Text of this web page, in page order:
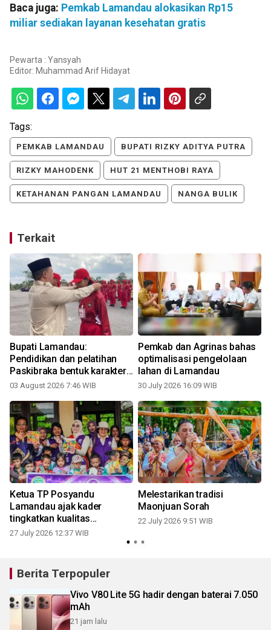
Baca juga: Pemkab Lamandau alokasikan Rp15
miliar sediakan layanan kesehatan gratis
Pewarta : Yansyah
Editor: Muhammad Arif Hidayat
Tags:
PEMKAB LAMANDAU BUPATI RIZKY ADITYA PUTRA
RIZKY MAHODENK HUT 21 MENTHOBI RAYA
KETAHANAN PANGAN LAMANDAU NANGA BULIK
Terkait
Bupati Lamandau:
Pendidikan dan pelatihan
Paskibraka bentuk karakter
generasi muda
03 August 2026 7:46 WIB
Pemkab dan Agrinas bahas
optimalisasi pengelolaan
lahan di Lamandau
30 July 2026 16:09 WIB
Ketua TP Posyandu
Lamandau ajak kader
tingkatkan kualitas
pelayanan
27 July 2026 12:37 WIB
Melestarikan tradisi
Maonjuan Sorah
22 July 2026 9:51 WIB
Berita Terpopuler
Vivo V80 Lite 5G hadir dengan baterai 7.050
mAh
21 jam lalu